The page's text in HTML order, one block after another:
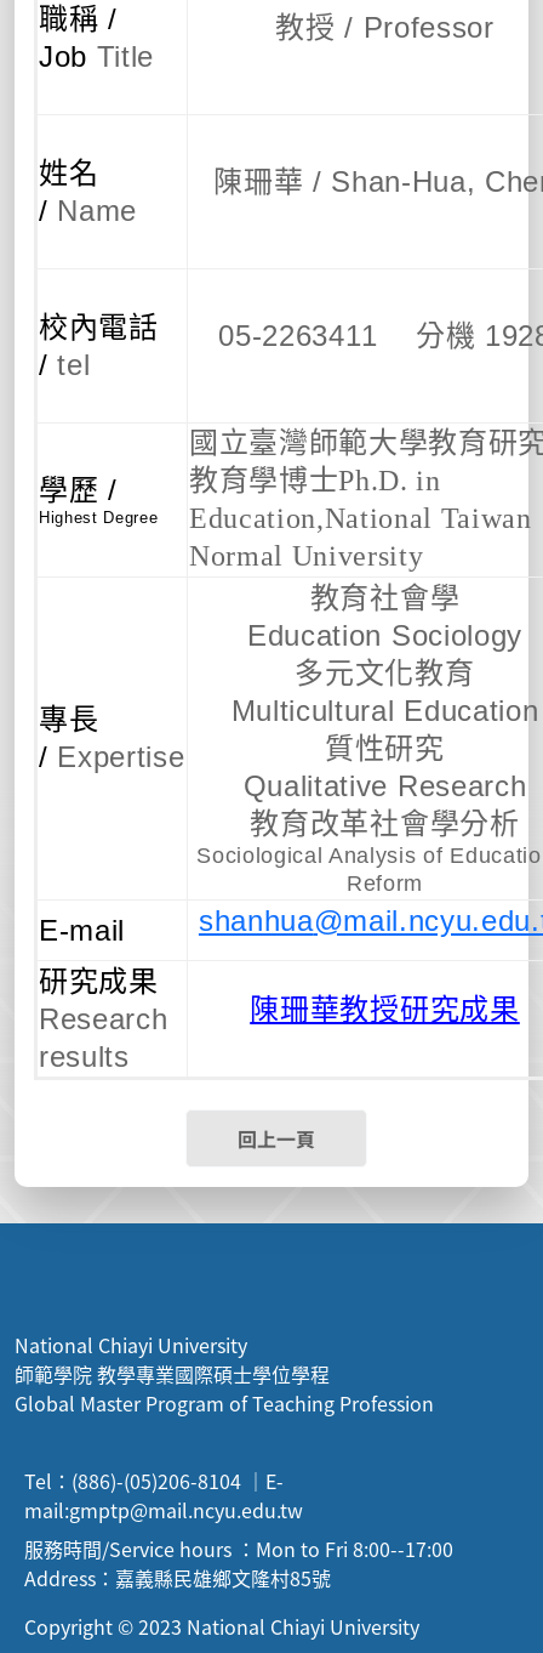
職稱 /
Job Title
教授 / Professor
姓名
/ Name
陳珊華 / Shan-Hua,
校內電話
/tel
05-2263411 分機
學歷 /
Highest Degree
國立臺灣師範大學教育研
教育學博士Ph.D. in
Education,National Taiwan
Normal University
專長
/ Expertise
教育社會學
Education Sociology
多元文化教育
Multicultural Education
質性研究
Qualitative Research
教育改革社會學分析
Sociological Analysis of
Reform
E-mail shanhua
研究成果
Research
results
陳珊華教授研究成果
回上一頁
National Chiayi University
師範學院 教學專業國際碩士學位學程
Global Master Program of Teaching Profession
Tel：(886)-(05)206-8104 ｜E-
mail:gmptp@mail.ncyu.edu.tw
服務時間/Service hours ：Mon to Fri 8:00--17:00
Address：嘉義縣民雄鄉文隆村85號
Copyright © 2023 National Chiayi University